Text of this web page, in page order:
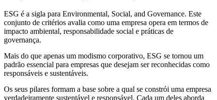
Quem
Somos
Nossas
Políticas
Política
Privacidade
ESG é a sigla para Environmental, Social, and Governance. Este
conjunto de critérios avalia como uma empresa opera em termos de
impacto ambiental, responsabilidade social e práticas de
governança.
Mais do que apenas um modismo corporativo, ESG se tornou um
padrão essencial para empresas que desejam ser reconhecidas como
responsáveis e sustentáveis.
Os seus pilares formam a base sobre a qual se constrói uma empresa
verdadeiramente sustentável e responsável. Cada um deles aborda